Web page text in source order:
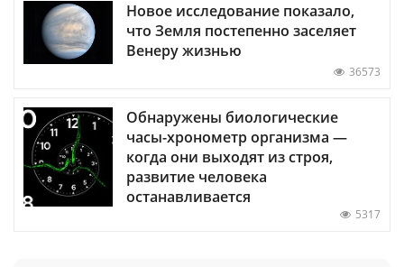
Новое исследование показало,
что Земля постепенно заселяет
Венеру жизнью
36573
Обнаружены биологические
часы-хронометр организма —
когда они выходят из строя,
развитие человека
останавливается
5317